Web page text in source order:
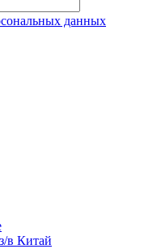
данных
в Китай